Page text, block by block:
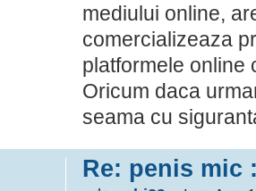
mediului online,
comercializeaza
platformele online
Oricum daca
seama cu
Re: penis mic